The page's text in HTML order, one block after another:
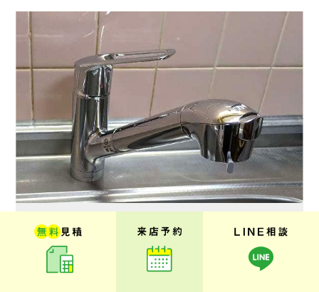
【市原市】マンション
キッチン水栓交換(タカギ)